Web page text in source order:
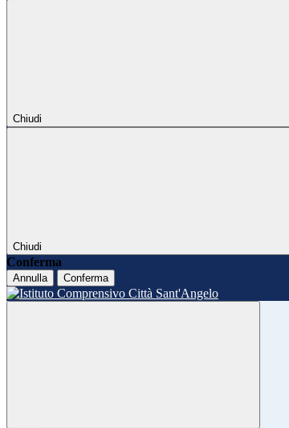
Chiudi
Chiudi
Conferma
Annulla Conferma